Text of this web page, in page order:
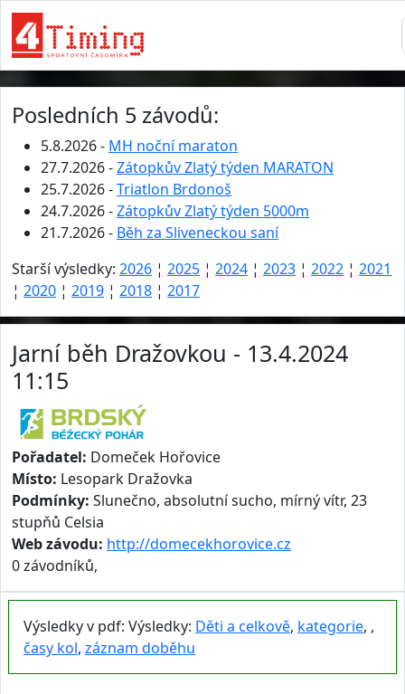
Posledních 5 závodů:
5.8.2026 - MH noční maraton
27.7.2026 -Zátopkův Zlatý týden MARATON
25.7.2026 -Triatlon Brdonoš
24.7.2026 -Zátopkův Zlatý týden 5000m
21.7.2026 - Běh za Sliveneckou saní
Starší výsledky: 2026 ¦ 2025 ¦ 2024 ¦ 2023 ¦ 2022 ¦ 2021
¦ 2020 ¦ 2019 ¦ 2018 ¦ 2017
Jarní běh Dražovkou - 13.4.2024
11:15
Pořadatel: Domeček Hořovice
Místo: Lesopark Dražovka
Podmínky: Slunečno, absolutní sucho, mírný vítr, 23
stupňů Celsia
Web závodu: http://domecekhorovice.cz
0 závodníků,
Výsledky v pdf: Výsledky: Děti a celkově, kategorie, ,
časy kol, záznam doběhu